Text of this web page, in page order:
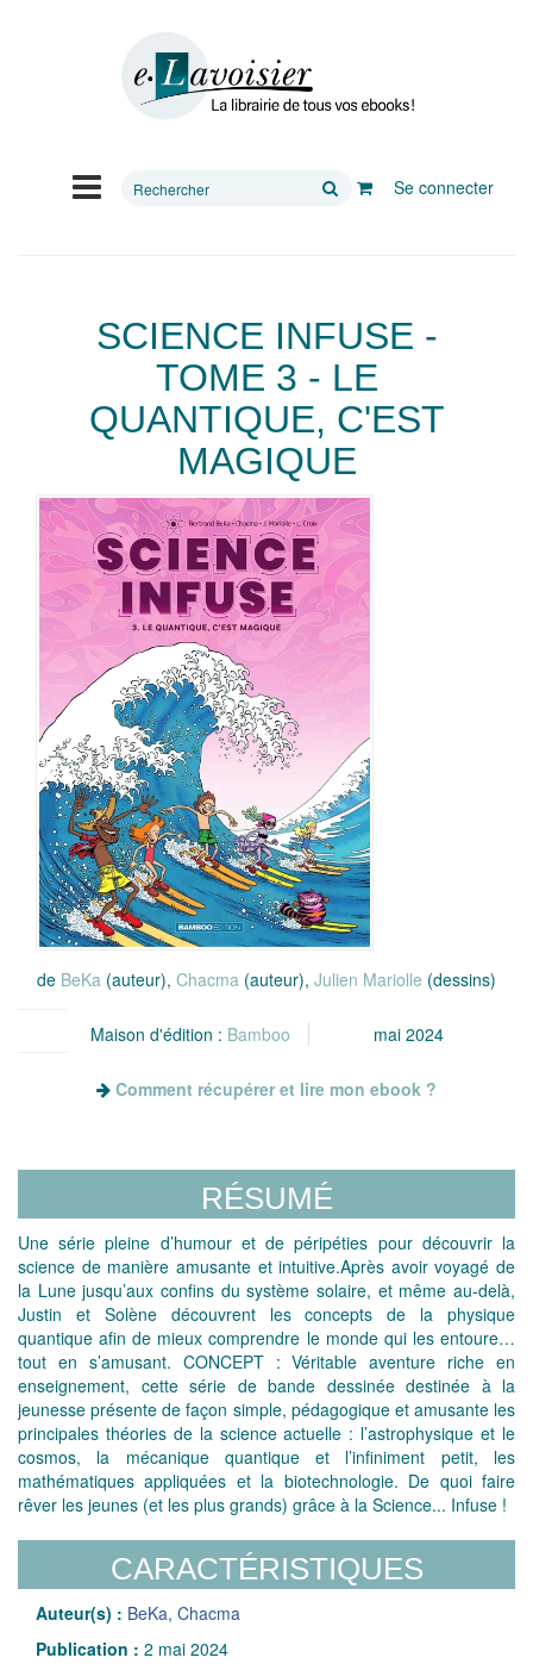
Rechercher
Se connecter
SCIENCE INFUSE -
TOME 3 - LE
QUANTIQUE, C'EST
MAGIQUE
de BeKa (auteur), Chacma (auteur), Julien Mariolle (dessins)
Maison d'édition : Bamboo mai 2024
Comment récupérer et lire mon ebook ?
RÉSUMÉ
Une série pleine d’humour et de péripéties pour découvrir la
science de manière amusante et intuitive.Après avoir voyagé de
la Lune jusqu’aux confins du système solaire, et même au-delà,
Justin et Solène découvrent les concepts de la physique
quantique afin de mieux comprendre le monde qui les entoure…
tout en s’amusant. CONCEPT : Véritable aventure riche en
enseignement, cette série de bande dessinée destinée à la
jeunesse présente de façon simple, pédagogique et amusante les
principales théories de la science actuelle : l’astrophysique et le
cosmos, la mécanique quantique et l’infiniment petit, les
mathématiques appliquées et la biotechnologie. De quoi faire
rêver les jeunes (et les plus grands) grâce à la Science... Infuse !
CARACTÉRISTIQUES
Auteur(s) : BeKa, Chacma
Publication : 2 mai 2024